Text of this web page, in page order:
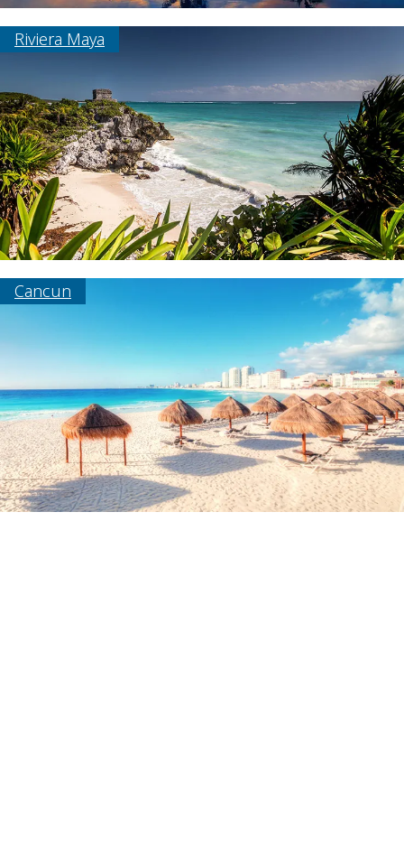
Riviera Maya
Cancun